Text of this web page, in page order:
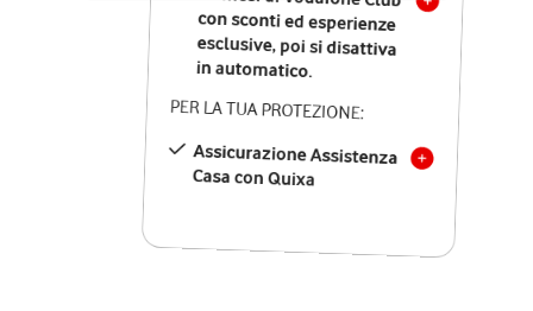
in automatico.
PER LA TUA PROTEZIONE:
Assicurazione Assistenza
Casa con Quixa